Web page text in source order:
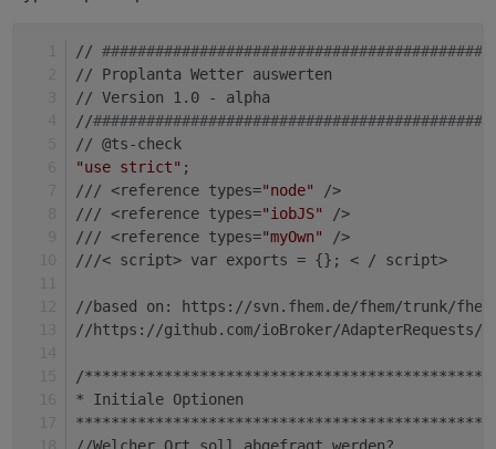
//
// Proplanta Wetter auswerten
// Version 1.0 - alpha
//
// @ts-check
"use strict" ;
/// <reference types="node"
/>
/// <reference types="iobJS"
/>
/// <reference types="myOwn"
/>
///< script> var exports = {}; < / script>
//based on: https://svn.fhem.de/fhem/trunk/fhem/
//https://github.com/ioBroker/AdapterRequests/
/
* Initiale Optionen